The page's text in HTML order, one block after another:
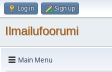
Log in Sign up
Ilmailufoorumi
Main Menu